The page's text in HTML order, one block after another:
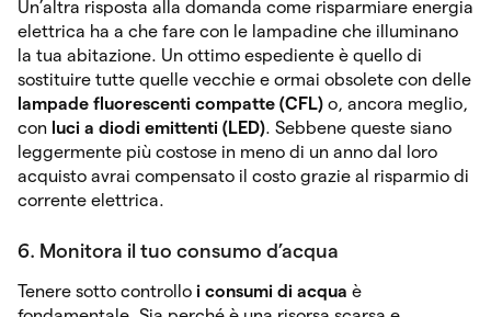
Un’altra risposta alla domanda come risparmiare energia
elettrica ha a che fare con le lampadine che illuminano
la tua abitazione. Un ottimo espediente è quello di
sostituire tutte quelle vecchie e ormai obsolete con delle
lampade fluorescenti compatte (CFL) o, ancora meglio,
con luci a diodi emittenti (LED). Sebbene queste siano
leggermente più costose in meno di un anno dal loro
acquisto avrai compensato il costo grazie al risparmio di
corrente elettrica.
6. Monitora il tuo consumo d’acqua
Tenere sotto controllo i consumi di acqua è